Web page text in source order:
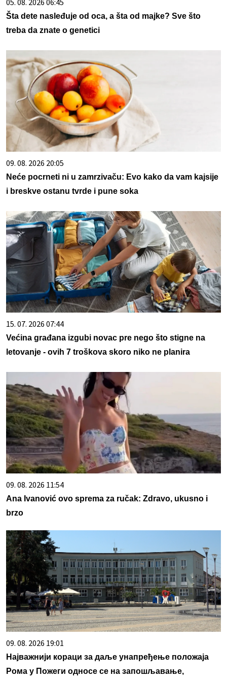
05. 08. 2026 06:45
Šta dete nasleđuje od oca, a šta od majke? Sve što
treba da znate o genetici
09. 08. 2026 20:05
Neće pocrneti ni u zamrzivaču: Evo kako da vam kajsije
i breskve ostanu tvrde i pune soka
15. 07. 2026 07:44
Većina građana izgubi novac pre nego što stigne na
letovanje - ovih 7 troškova skoro niko ne planira
09. 08. 2026 11:54
Ana Ivanović ovo sprema za ručak: Zdravo, ukusno i
brzo
09. 08. 2026 19:01
Најважнији кораци за даље унапређење положаја
Рома у Пожеги односе се на запошљавање,